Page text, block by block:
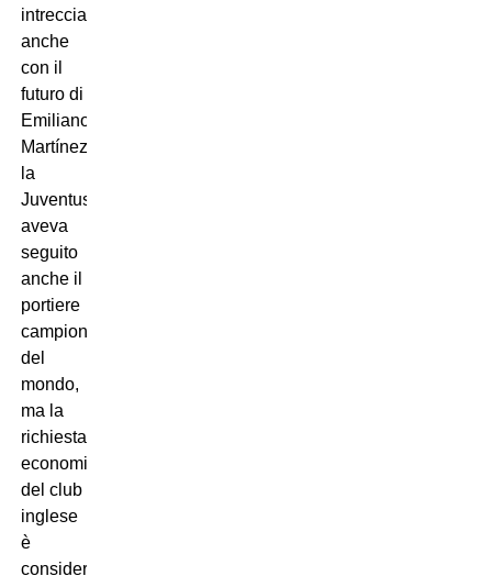
intreccia
anche
con il
futuro di
Emiliano
Martínez:
la
Juventus
aveva
seguito
anche il
portiere
campione
del
mondo,
ma la
richiesta
economica
del club
inglese
è
considerata